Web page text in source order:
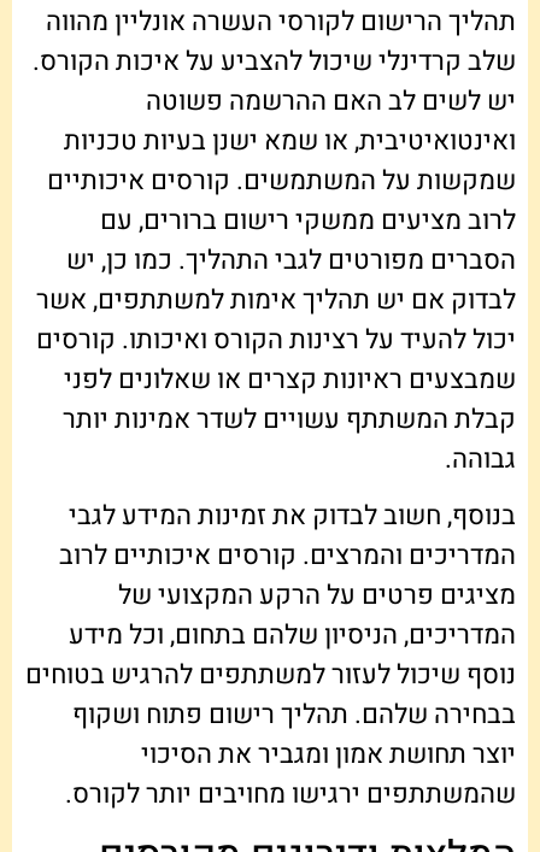
תהליך הרישום לקורסי העשרה אונליין מהווה
שלב קרדינלי שיכול להצביע על איכות הקורס.
יש לשים לב האם ההרשמה פשוטה
ואינטואיטיבית, או שמא ישנן בעיות טכניות
שמקשות על המשתמשים. קורסים איכותיים
לרוב מציעים ממשקי רישום ברורים, עם
הסברים מפורטים לגבי התהליך. כמו כן, יש
לבדוק אם יש תהליך אימות למשתתפים, אשר
יכול להעיד על רצינות הקורס ואיכותו. קורסים
שמבצעים ראיונות קצרים או שאלונים לפני
קבלת המשתתף עשויים לשדר אמינות יותר
גבוהה.
בנוסף, חשוב לבדוק את זמינות המידע לגבי
המדריכים והמרצים. קורסים איכותיים לרוב
מציגים פרטים על הרקע המקצועי של
המדריכים, הניסיון שלהם בתחום, וכל מידע
נוסף שיכול לעזור למשתתפים להרגיש בטוחים
בבחירה שלהם. תהליך רישום פתוח ושקוף
יוצר תחושת אמון ומגביר את הסיכוי
שהמשתתפים ירגישו מחויבים יותר לקורס.